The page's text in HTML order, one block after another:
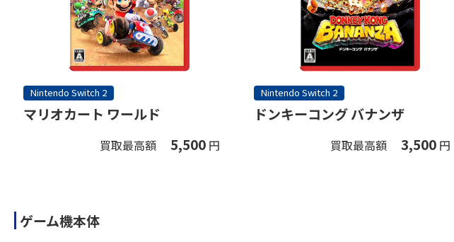
Nintendo Switch 2
マリオカート ワールド
買取最高額 5,500 円
Nintendo Switch 2
ドンキーコング バナンザ
買取最高額 3,500 円
ゲーム機本体